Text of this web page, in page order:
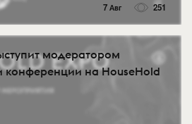
7 Авг 251
модератором
конференции на HouseHold